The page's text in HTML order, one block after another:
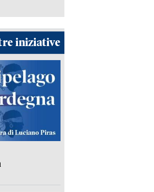
iniziative